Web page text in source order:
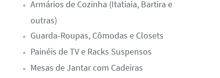
Armários de Cozinha (Itatiaia, Bartira e
outras)
Guarda-Roupas, Cômodas e Closets
Painéis de TV e Racks Suspensos
Mesas de Jantar com Cadeiras